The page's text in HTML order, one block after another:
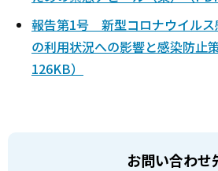
報告第1号 新型コロナウイルス
の利用状況への影響と感染防止
126KB）
お問い合わせ